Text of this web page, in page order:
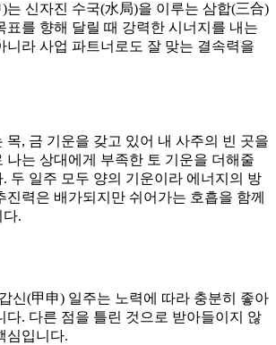
는 신자진 수국(水局)을 이루는 삼합(三合)
표를 향해 달릴 때 강력한 시너지를 내는
니라 사업 파트너로도 잘 맞는 결속력을
목, 금 기운을 갖고 있어 내 사주의 빈 곳을
나는 상대에게 부족한 토 기운을 더해줄
두 일주 모두 양의 기운이라 에너지의 방
진력은 배가되지만 쉬어가는 호흡을 함께
다.
신(甲申) 일주는 노력에 따라 충분히 좋아
다. 다른 점을 틀린 것으로 받아들이지 않
심입니다.